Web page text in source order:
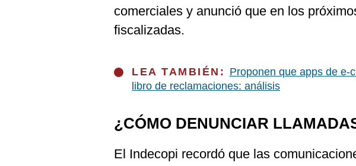
comerciales y anunció que en los
fiscalizadas.
LEA TAMBIÉN: Proponen que apps de e-
libro de reclamaciones: análisis
¿CÓMO DENUNCIAR
El Indecopi recordó que las